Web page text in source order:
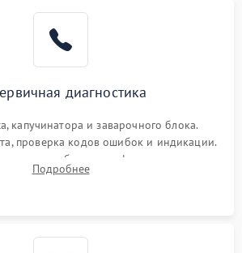
диагностика
капучинатора и заварочного блока.
проверка кодов ошибок и индикации.
термоблока и кофемолки на слух.
и давления воды для выявления
Подробнее